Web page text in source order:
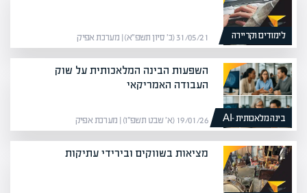
לימודים וקריירה 31/05/21 (כ׳ סיון תשפ״א) | מערכת אפיק
בינה מלאכותית -AI
השפעות הבינה המלאכותית על שוק
העבודה האמריקאי
19/01/26 (א׳ שבט תשפ״ו) | מערכת אפיק
מציאות בשווקים ובירידי עתיקות